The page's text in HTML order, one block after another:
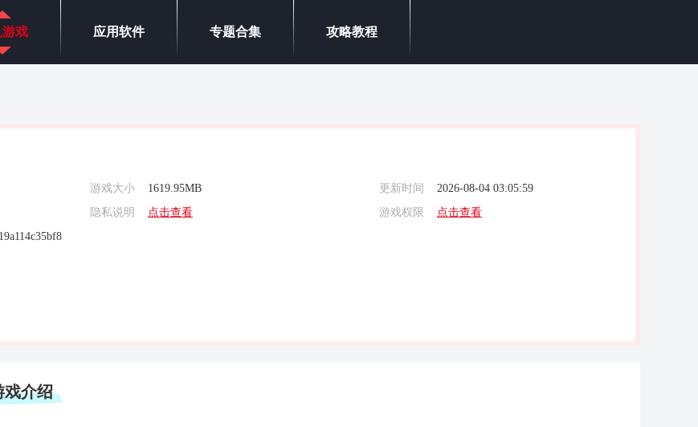
戏 应用软件 专题合集 攻略教程
游戏大小 1619.95MB 更新时间
2026-08-04 03:05:59
隐私说明 点击查看 游戏权限
点击查看
戏介绍